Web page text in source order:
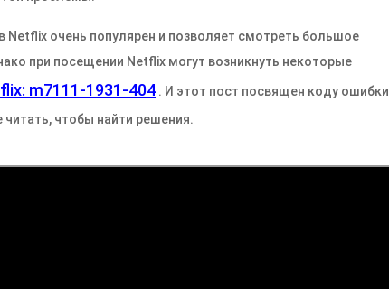
Netflix очень популярен и позволяет смотреть большое
при посещении Netflix могут возникнуть некоторые
m7111-1931-404 . И этот пост посвящен коду ошибки
чтобы найти решения.